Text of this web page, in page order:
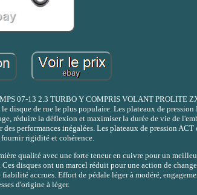
07-13 2.3 TURBO Y COMPRIS VOLANT PROLITE
disque de rue le plus populaire. Les plateaux de
réduire la déflexion et maximiser la durée de vie de
performances inégalées. Les plateaux de pression ACT
rigidité et cohérence.
qualité avec une forte teneur en cuivre pour un
disques ont un marcel réduit pour une action de
accrues. Effort de pédale léger à modéré,
d'origine à léger.